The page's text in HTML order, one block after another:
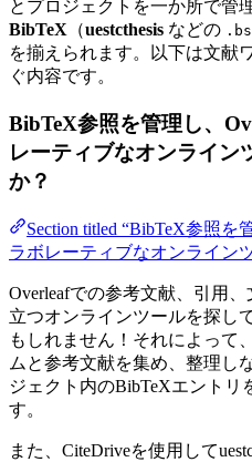
とプロジェクトを一か所で管
BibTeX （uestcthesis などの
を揃えられます。以下は文献
ぐ内容です。
BibTeX参照を管理し、
レーティブなオンライン
か？
Section titled “BibTeX参照を
ラボレーティブなオンライン
Overleafでの参考文献、引用
立つオンラインツールを探し
もしれません！それによって
ムと参考文献を集め、整理し
ジェクト内のBibTeXエントリ
す。
また、CiteDriveを使用して